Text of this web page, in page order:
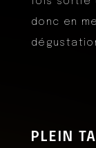
donc en
PLEIN